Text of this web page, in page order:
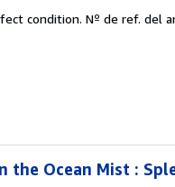
condition. Nº de ref. del
Ocean Mist :